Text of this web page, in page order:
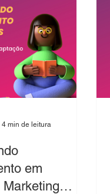
em
4 min de leitura